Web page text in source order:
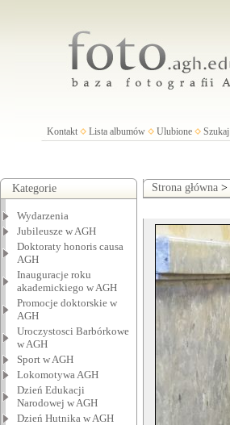
Kontakt Lista albumów Ulubione Szukaj
Kategorie
Wydarzenia
Jubileusze w AGH
Doktoraty honoris causa
AGH
Inauguracje roku
akademickiego w AGH
Promocje doktorskie w
AGH
Uroczystosci Barbórkowe
w AGH
Sport w AGH
Lokomotywa AGH
Dzień Edukacji
Narodowej w AGH
Dzień Hutnika w AGH
Strona główna >